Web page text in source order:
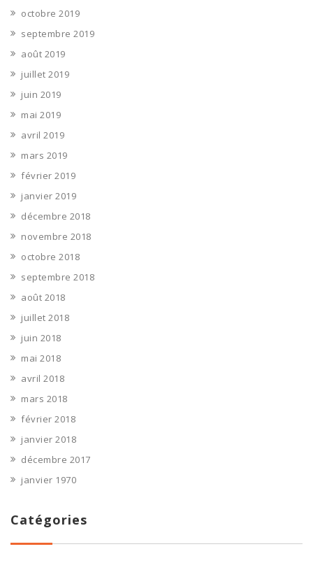
octobre 2019
septembre 2019
août 2019
juillet 2019
juin 2019
mai 2019
avril 2019
mars 2019
février 2019
janvier 2019
décembre 2018
novembre 2018
octobre 2018
septembre 2018
août 2018
juillet 2018
juin 2018
mai 2018
avril 2018
mars 2018
février 2018
janvier 2018
décembre 2017
janvier 1970
Catégories